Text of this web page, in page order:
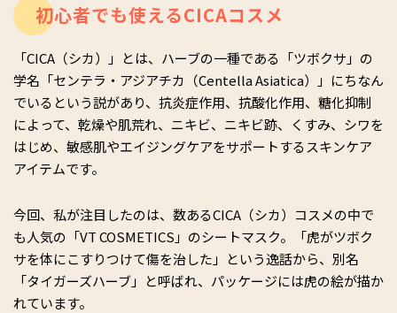
初心者でも使えるCICAコスメ
「CICA（シカ）」とは、ハーブの一種である「ツボクサ」の
学名「センテラ・アジアチカ（Centella Asiatica）」にちなん
でいるという説があり、抗炎症作用、抗酸化作用、糖化抑制
によって、乾燥や肌荒れ、ニキビ、ニキビ跡、くすみ、シワを
はじめ、敏感肌やエイジングケアをサポートするスキンケア
アイテムです。
今回、私が注目したのは、数あるCICA（シカ）コスメの中で
も人気の「VT COSMETICS」のシートマスク。「虎がツボク
サを体にこすりつけて傷を治した」という逸話から、別名
「タイガーズハーブ」と呼ばれ、パッケージには虎の絵が描か
れています。